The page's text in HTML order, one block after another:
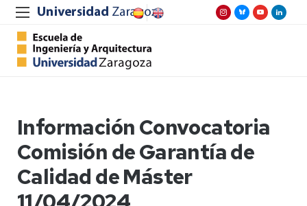
Información Convocatoria
Comisión de Garantía de
Calidad de Máster